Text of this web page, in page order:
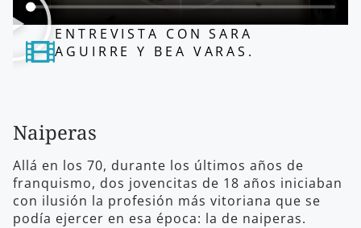
ENTREVISTA CON SARA
AGUIRRE Y BEA VARAS.
Naiperas
Allá en los 70, durante los últimos años de
franquismo, dos jovencitas de 18 años iniciaban
con ilusión la profesión más vitoriana que se
podía ejercer en esa época: la de naiperas.